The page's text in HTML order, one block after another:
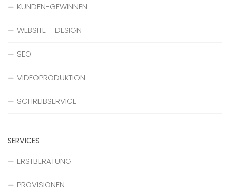
KUNDEN-GEWINNEN
WEBSITE – DESIGN
SEO
VIDEOPRODUKTION
SCHREIBSERVICE
SERVICES
ERSTBERATUNG
PROVISIONEN